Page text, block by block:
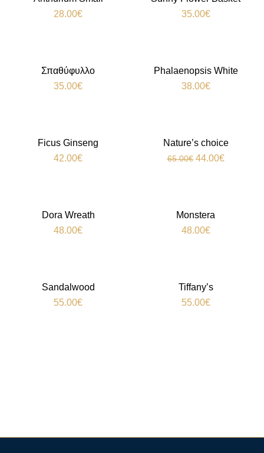
28.00€
35.00€
Σπαθύφυλλο
35.00€
Phalaenopsis White
38.00€
Ficus Ginseng
42.00€
Nature’s choice
65.00€ 44.00€
Dora Wreath
48.00€
Monstera
48.00€
Sandalwood
55.00€
Tiffany’s
55.00€